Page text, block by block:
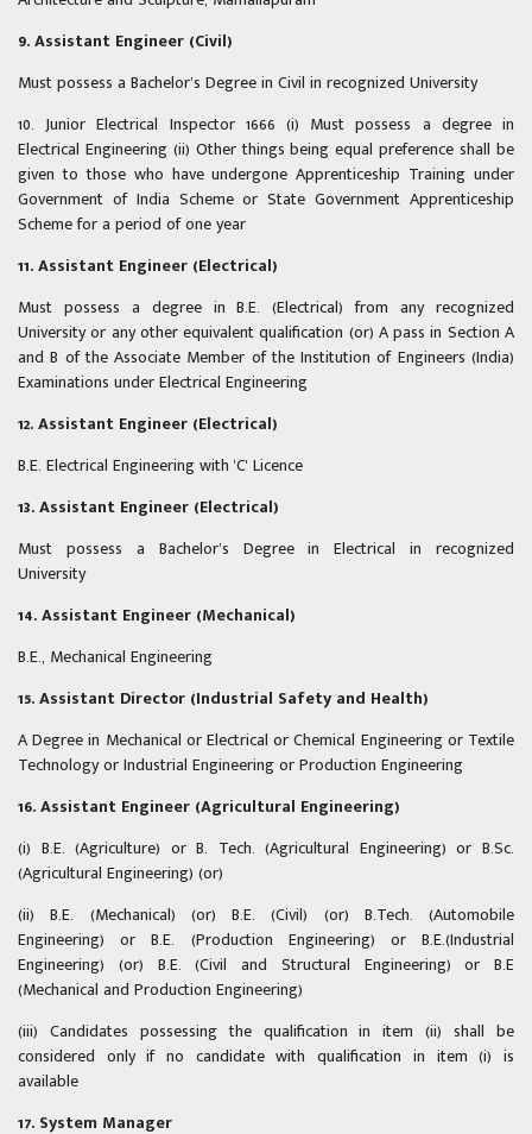
9. Assistant Engineer (Civil)
Must possess a Bachelor’s Degree in Civil in recognized University
10. Junior Electrical Inspector 1666 (i) Must possess a degree in
Electrical Engineering (ii) Other things being equal preference shall be
given to those who have undergone Apprenticeship Training under
Government of India Scheme or State Government Apprenticeship
Scheme for a period of one year
11. Assistant Engineer (Electrical)
Must possess a degree in B.E. (Electrical) from any recognized
University or any other equivalent qualification (or) A pass in Section A
and B of the Associate Member of the Institution of Engineers (India)
Examinations under Electrical Engineering
12. Assistant Engineer (Electrical)
B.E. Electrical Engineering with 'C' Licence
13. Assistant Engineer (Electrical)
Must possess a Bachelor’s Degree in Electrical in recognized
University
14. Assistant Engineer (Mechanical)
B.E., Mechanical Engineering
15. Assistant Director (Industrial Safety and Health)
A Degree in Mechanical or Electrical or Chemical Engineering or Textile
Technology or Industrial Engineering or Production Engineering
16. Assistant Engineer (Agricultural Engineering)
(i) B.E. (Agriculture) or B. Tech. (Agricultural Engineering) or B.Sc.
(Agricultural Engineering) (or)
(ii) B.E. (Mechanical) (or) B.E. (Civil) (or) B.Tech. (Automobile
Engineering) or B.E. (Production Engineering) or B.E.(Industrial
Engineering) (or) B.E. (Civil and Structural Engineering) or B.E
(Mechanical and Production Engineering)
(iii) Candidates possessing the qualification in item (ii) shall be
considered only if no candidate with qualification in item (i) is
available
17. System Manager